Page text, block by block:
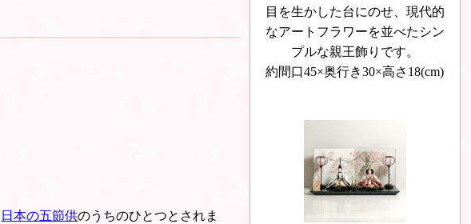
日本の五節供のうちのひとつとされま
目を生かした台にのせ、現代的
なアートフラワーを並べたシン
プルな親王飾りです。
約間口45×奥行き30×高さ18(cm)